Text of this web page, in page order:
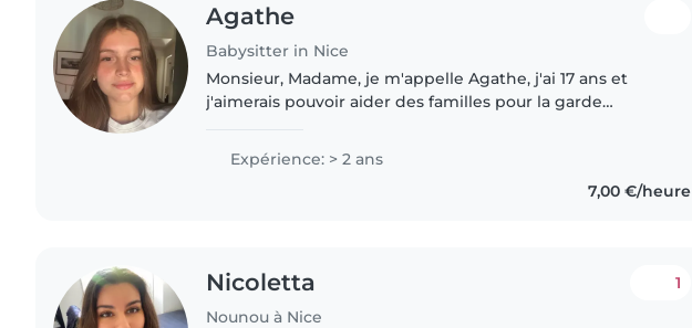
Agathe
Babysitter in Nice
Monsieur, Madame, je m'appelle Agathe, j'ai 17 ans et
j'aimerais pouvoir aider des familles pour la garde
l'année scolaire en..
Expérience: > 2 ans
7,00 €/heure
Nicoletta
Nounou à Nice
1